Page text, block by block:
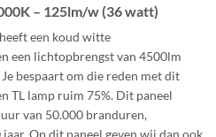
– 125lm/w (36 watt)
een koud witte
een lichtopbrengst van 4500lm
bespaart om die reden met dit
TL lamp ruim 75%. Dit paneel
van 50.000 branduren,
Op dit paneel geven wij dan ook